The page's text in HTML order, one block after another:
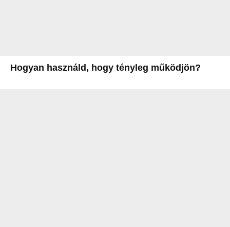
Hogyan használd, hogy tényleg működjön?